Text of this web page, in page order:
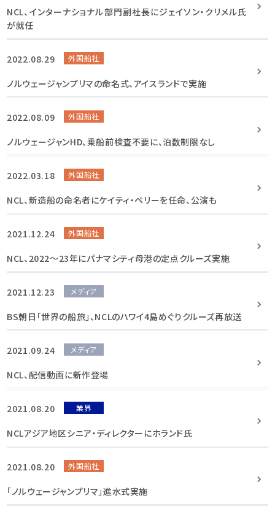
NCL、インターナショナル部門副社長にジェイソン・クリメル氏
が就任
2022.08.29 外国船社
ノルウェージャンプリマの命名式、アイスランドで実施
2022.08.09 外国船社
ノルウェージャンHD、乗船前検査不要に、泊数制限なし
2022.03.18 外国船社
NCL、新造船の命名者にケイティ・ペリーを任命、公演も
2021.12.24 外国船社
NCL、2022～23年にパナマシティ母港の定点クルーズ実施
2021.12.23 メディア
BS朝日「世界の船旅」、NCLのハワイ4島めぐりクルーズ再放送
2021.09.24 メディア
NCL、配信動画に新作登場
2021.08.20 業界
NCLアジア地区シニア・ディレクターにホランド氏
2021.08.20 外国船社
「ノルウェージャンプリマ」進水式実施